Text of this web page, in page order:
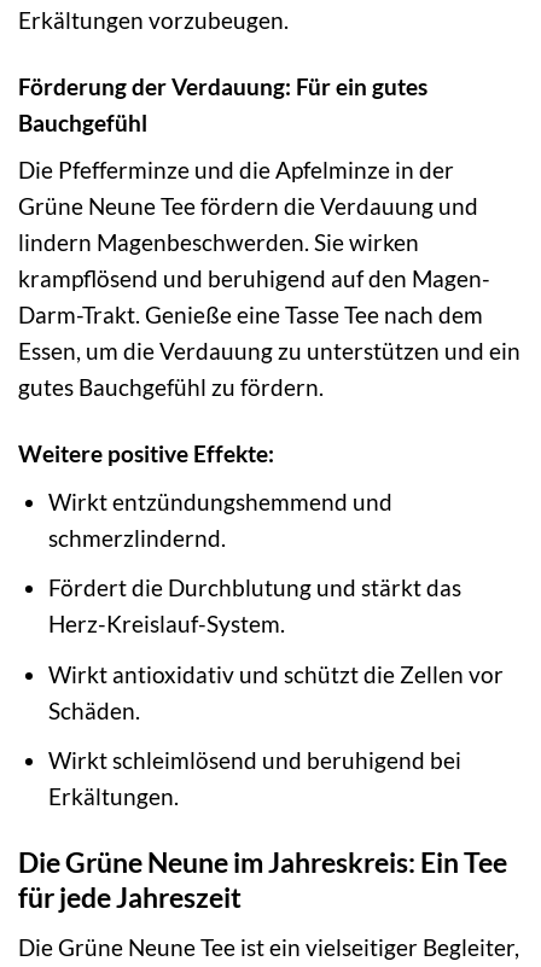
Erkältungen vorzubeugen.
Förderung der Verdauung: Für ein gutes
Bauchgefühl
Die Pfefferminze und die Apfelminze in der
Grüne Neune Tee fördern die Verdauung und
lindern Magenbeschwerden. Sie wirken
krampflösend und beruhigend auf den Magen-
Darm-Trakt. Genieße eine Tasse Tee nach dem
Essen, um die Verdauung zu unterstützen und ein
gutes Bauchgefühl zu fördern.
Weitere positive Effekte:
Wirkt entzündungshemmend und
schmerzlindernd.
Fördert die Durchblutung und stärkt das
Herz-Kreislauf-System.
Wirkt antioxidativ und schützt die Zellen vor
Schäden.
Wirkt schleimlösend und beruhigend bei
Erkältungen.
Die Grüne Neune im Jahreskreis: Ein Tee
für jede Jahreszeit
Die Grüne Neune Tee ist ein vielseitiger Begleiter,